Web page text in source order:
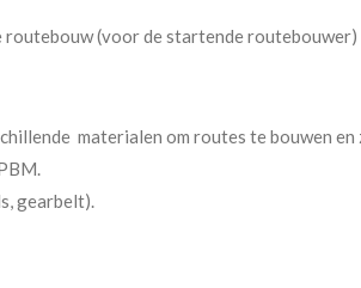
routebouw (voor de startende routebouwer)
materialen om routes te bouwen en
gearbelt).